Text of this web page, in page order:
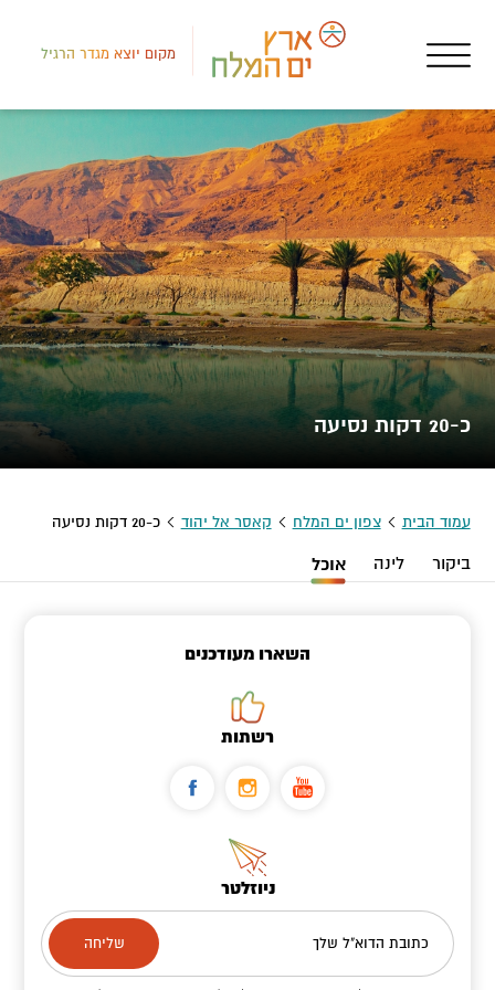
מקום יוצא מגדר הרגיל
כ-20 דקות נסיעה
עמוד הבית צפון ים המלח קאסר אל יהוד כ-20 דקות נסיעה
ביקור לינה אוכל
השארו מעודכנים
רשתות
ניוזלטר
כתובת הדוא"ל שלך